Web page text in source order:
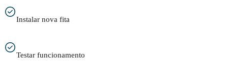
Instalar nova fita
Testar funcionamento